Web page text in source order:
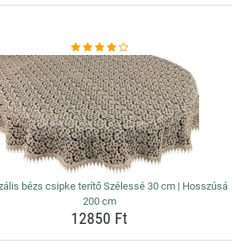
bézs csipke terítő Szélessé 30 cm | Hosszúsá
200 cm
12850 Ft